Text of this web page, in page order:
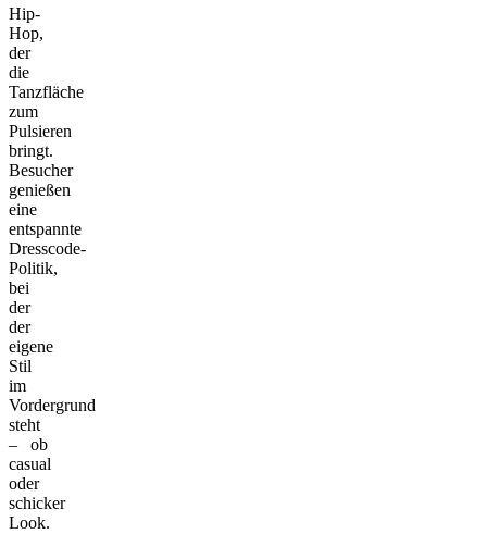
Hip-
Hop,
der
die
Tanzfläche
zum
Pulsieren
bringt.
Besucher
genießen
eine
entspannte
Dresscode-
Politik,
bei
der
der
eigene
Stil
im
Vordergrund
steht
– ob
casual
oder
schicker
Look.